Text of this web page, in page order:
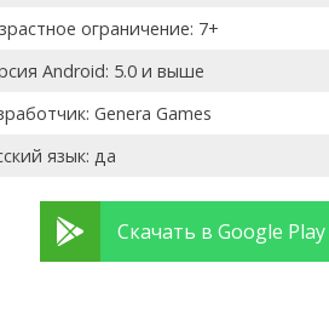
ограничение: 7+
Android: 5.0 и выше
Genera Games
язык: да
Скачать в Google Play